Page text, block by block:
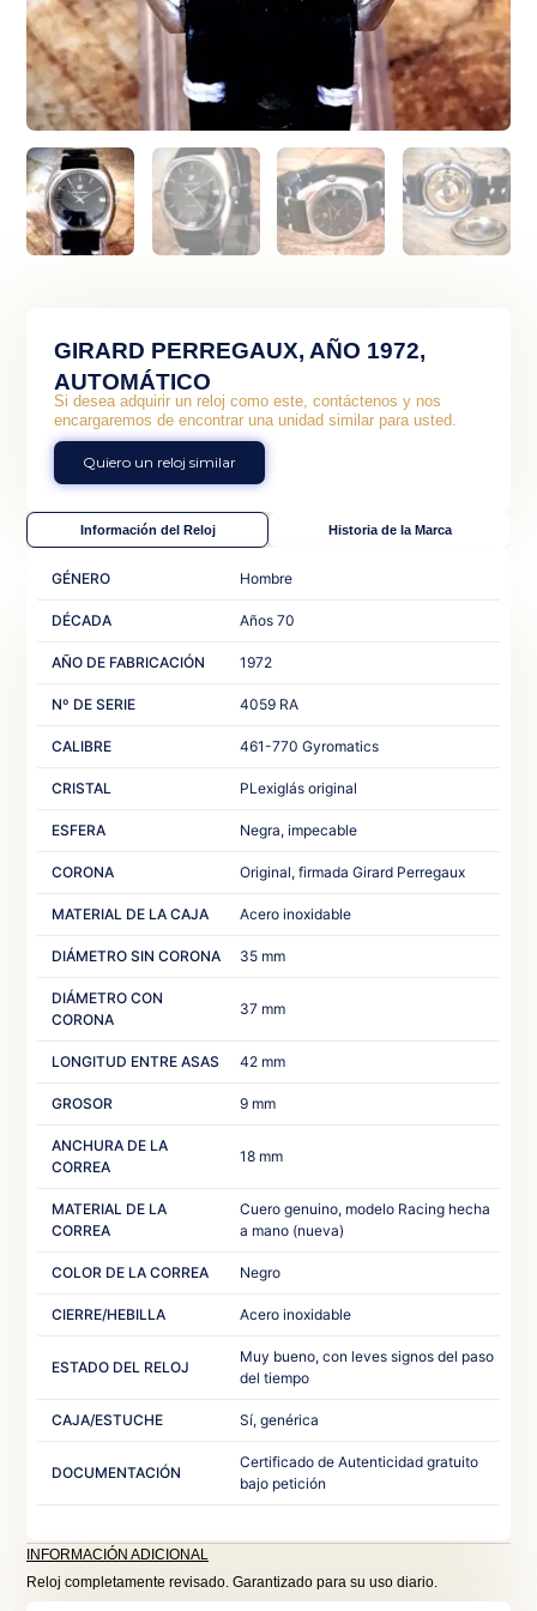
GIRARD PERREGAUX, AÑO 1972,
AUTOMÁTICO
Si desea adquirir un reloj como este, contáctenos y nos
encargaremos de encontrar una unidad similar para usted.
Quiero un reloj similar
Información del Reloj Historia de la Marca
GÉNERO Hombre
DÉCADA Años 70
AÑO DE FABRICACIÓN 1972
Nº DE SERIE 4059 RA
CALIBRE 461-770 Gyromatics
CRISTAL PLexiglás original
ESFERA Negra, impecable
CORONA Original, firmada Girard Perregaux
MATERIAL DE LA CAJA Acero inoxidable
DIÁMETRO SIN CORONA 35 mm
DIÁMETRO CON
CORONA
37 mm
LONGITUD ENTRE ASAS 42 mm
GROSOR 9 mm
ANCHURA DE LA
CORREA
18 mm
MATERIAL DE LA
CORREA
Cuero genuino, modelo Racing hecha
a mano (nueva)
COLOR DE LA CORREA Negro
CIERRE/HEBILLA Acero inoxidable
ESTADO DEL RELOJ
Muy bueno, con leves signos del paso
del tiempo
CAJA/ESTUCHE Sí, genérica
DOCUMENTACIÓN
Certificado de Autenticidad gratuito
bajo petición
INFORMACIÓN ADICIONAL
Reloj completamente revisado. Garantizado para su uso diario.